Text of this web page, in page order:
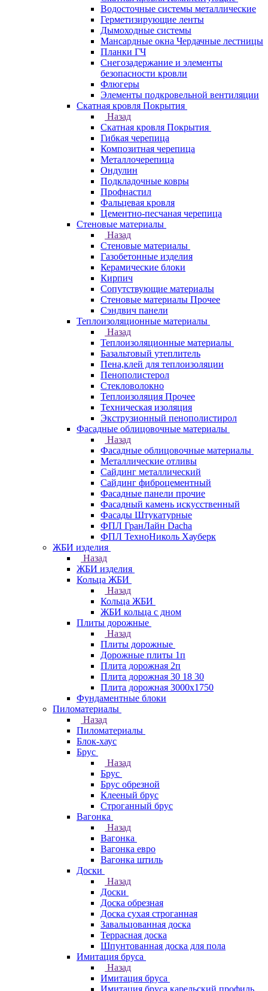
Водосточные системы металлические
Герметизирующие ленты
Дымоходные системы
Мансардные окна Чердачные лестницы
Планки ГЧ
Снегозадержание и элементы
безопасности кровли
Флюгеры
Элементы подкровельной вентиляции
Скатная кровля Покрытия
Назад
Скатная кровля Покрытия
Гибкая черепица
Композитная черепица
Металлочерепица
Ондулин
Подкладочные ковры
Профнастил
Фальцевая кровля
Цементно-песчаная черепица
Стеновые материалы
Назад
Стеновые материалы
Газобетонные изделия
Керамические блоки
Кирпич
Сопутствующие материалы
Стеновые материалы Прочее
Сэндвич панели
Теплоизоляционные материалы
Назад
Теплоизоляционные материалы
Базальтовый утеплитель
Пена,клей для теплоизоляции
Пенополистерол
Стекловолокно
Теплоизоляция Прочее
Техническая изоляция
Экструзионный пенополистирол
Фасадные облицовочные материалы
Назад
Фасадные облицовочные материалы
Металлические отливы
Сайдинг металлический
Сайдинг фиброцементный
Фасадные панели прочие
Фасадный камень искусственный
Фасады Штукатурные
ФПЛ ГранЛайн Dacha
ФПЛ ТехноНиколь Хауберк
ЖБИ изделия
Назад
ЖБИ изделия
Кольца ЖБИ
Назад
Кольца ЖБИ
ЖБИ кольца с дном
Плиты дорожные
Назад
Плиты дорожные
Дорожные плиты 1п
Плита дорожная 2п
Плита дорожная 30 18 30
Плита дорожная 3000х1750
Фундаментные блоки
Пиломатериалы
Назад
Пиломатериалы
Блок-хаус
Брус
Назад
Брус
Брус обрезной
Клееный брус
Строганный брус
Вагонка
Назад
Вагонка
Вагонка евро
Вагонка штиль
Доски
Назад
Доски
Доска обрезная
Доска сухая строганная
Завальцованная доска
Террасная доска
Шпунтованная доска для пола
Имитация бруса
Назад
Имитация бруса
Имитация бруса карельский профиль